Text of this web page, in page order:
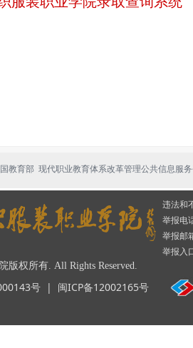
版权所有. All Rights Reserved.
号 | 闽ICP备12002165号
违法和
举报电
举报邮
举报入
教育部 现代职业教育体系改革管理公共信息服